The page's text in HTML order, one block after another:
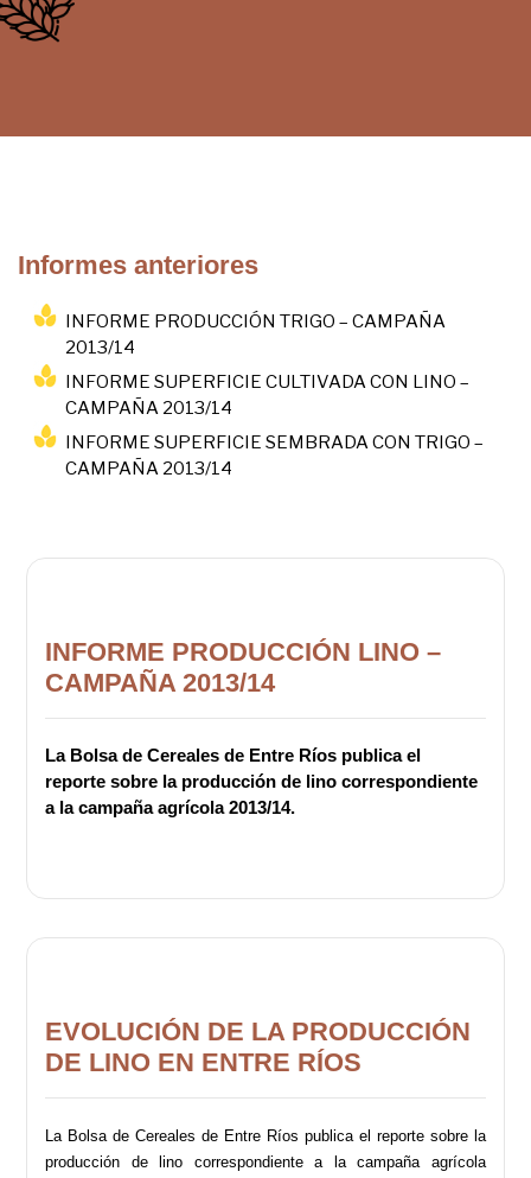
Informes anteriores
INFORME PRODUCCIÓN TRIGO – CAMPAÑA
2013/14
INFORME SUPERFICIE CULTIVADA CON LINO –
CAMPAÑA 2013/14
INFORME SUPERFICIE SEMBRADA CON TRIGO –
CAMPAÑA 2013/14
INFORME PRODUCCIÓN LINO –
CAMPAÑA 2013/14
La Bolsa de Cereales de Entre Ríos publica el
reporte sobre la producción de lino correspondiente
a la campaña agrícola 2013/14.
EVOLUCIÓN DE LA PRODUCCIÓN
DE LINO EN ENTRE RÍOS
La Bolsa de Cereales de Entre Ríos publica el reporte sobre la
producción de lino correspondiente a la campaña agrícola